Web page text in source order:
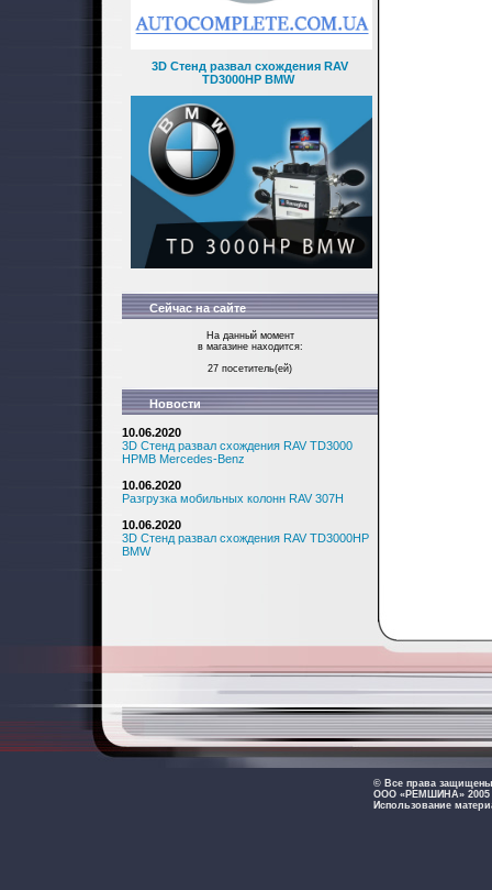
3D Стенд развал схождения RAV
TD3000HP BMW
Сейчас на сайте
На данный момент
в магазине находится:
27 посетитель(ей)
Новости
10.06.2020
3D Стенд развал схождения RAV TD3000
HPMB Mercedes-Benz
10.06.2020
Разгрузка мобильных колонн RAV 307H
10.06.2020
3D Стенд развал схождения RAV TD3000HP
BMW
© Все права защищены
ООО «РЕМШИНА» 2005
Использование